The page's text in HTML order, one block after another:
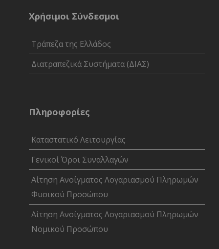
Χρήσιμοι Σύνδεσμοι
Τράπεζα της Ελλάδος
Διατραπεζικά Συστήματα (ΔΙΑΣ)
Πληροφορίες
Καταστατικό Λειτουργίας
Γενικοί Όροι Συναλλαγών
Αίτηση Ανοίγματος Λογαριασμού Πληρωμών
Φυσικού Προσώπου
Αίτηση Ανοίγματος Λογαριασμού Πληρωμών
Νομικού Προσώπου